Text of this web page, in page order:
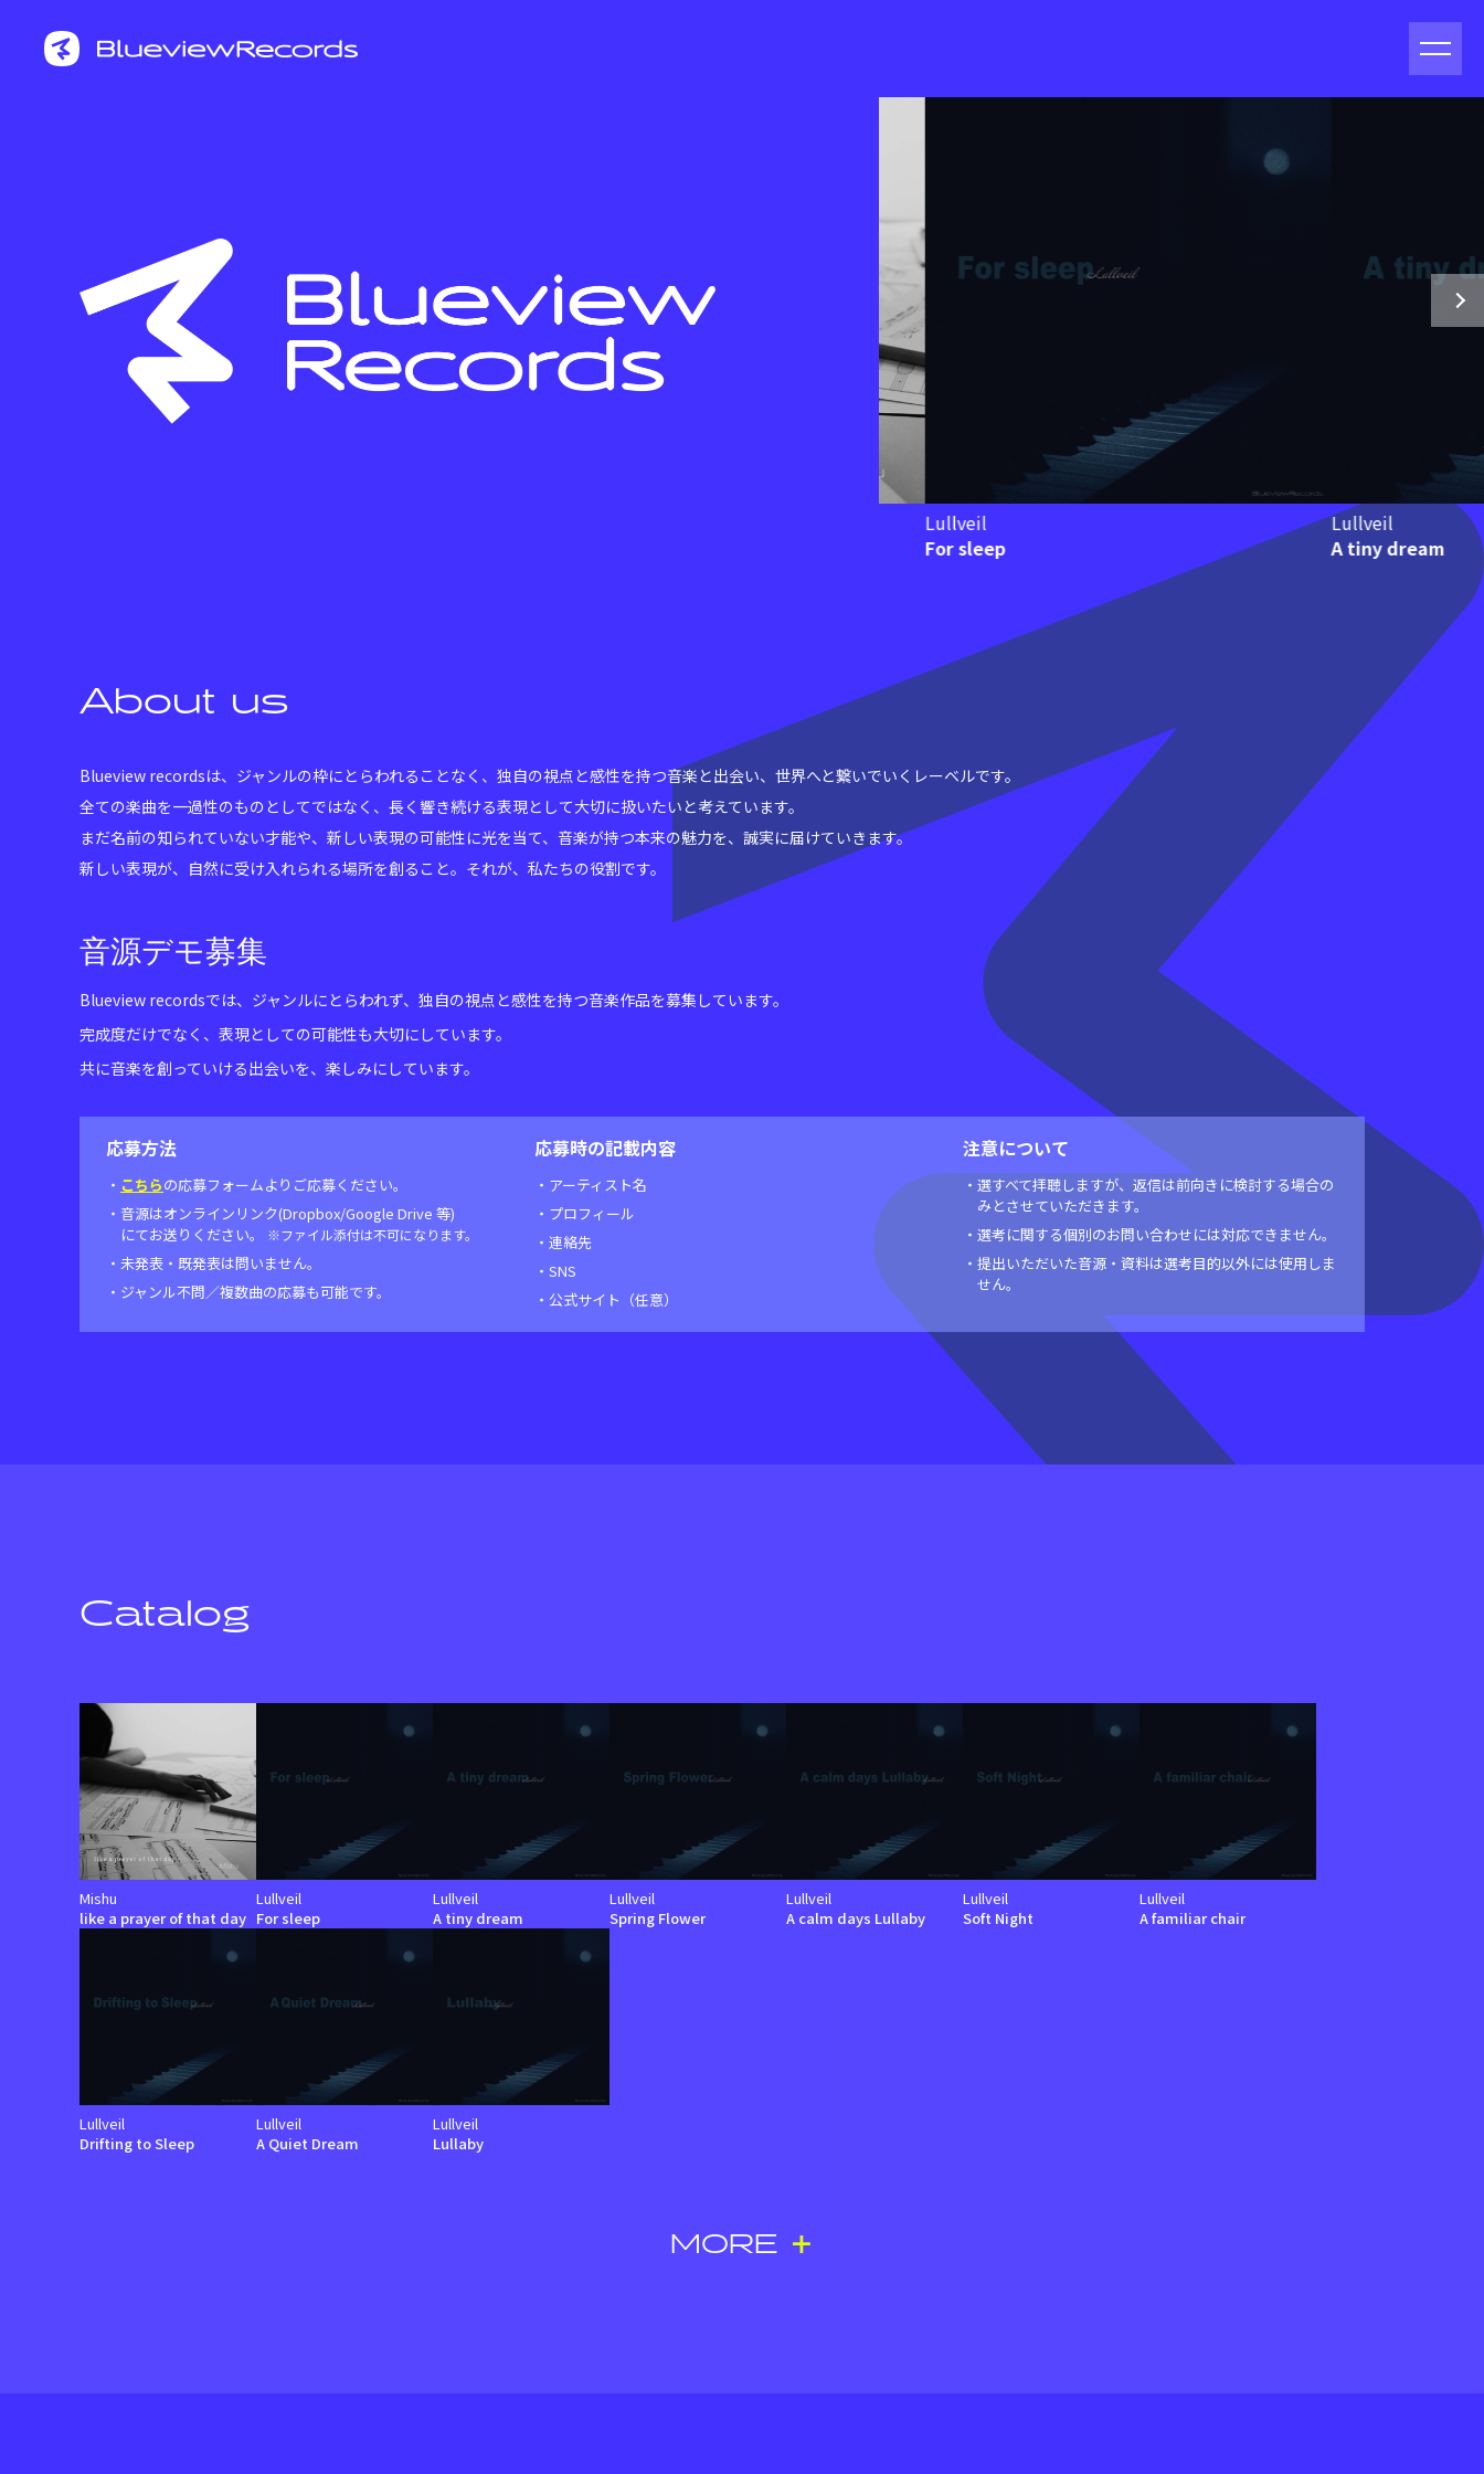
Lullveil
A tiny dream
About us
Blueview recordsは、ジャンルの枠にとらわれることなく、独自の視点と感性を持つ音楽と出会い、世界へと繋いでいくレーベルです。
全ての楽曲を一過性のものとしてではなく、長く響き続ける表現として大切に扱いたいと考えています。
まだ名前の知られていない才能や、新しい表現の可能性に光を当て、音楽が持つ本来の魅力を、誠実に届けていきます。
新しい表現が、自然に受け入れられる場所を創ること。それが、私たちの役割です。
音源デモ募集
Blueview recordsでは、ジャンルにとらわれず、独自の視点と感性を持つ音楽作品を募集しています。
完成度だけでなく、表現としての可能性も大切にしています。
共に音楽を創っていける出会いを、楽しみにしています。
応募方法
・ こちらの応募フォームよりご応募ください。
・音源はオンラインリンク(Dropbox/Google Drive 等)
にてお送りください。
※ファイル添付は不可になります。
・未発表・既発表は問いません。
・ジャンル不問／複数曲の応募も可能です。
応募時の記載内容
・アーティスト名
・プロフィール
・連絡先
・SNS
・公式サイト（任意）
注意について
・選すべて拝聴しますが、返信は前向きに検討する場合の
みとさせていただきます。
・選考に関する個別のお問い合わせには対応できません。
・提出いただいた音源・資料は選考目的以外には使用しま
せん。
Catalog
Mishu
like a prayer of that day
Lullveil
For sleep
Lullveil
A tiny dream
Lullveil
Spring Flower
Lullveil
A calm days Lullaby
Lullveil
Soft Night
Lullveil
A familiar chair
Lullveil
Drifting to Sleep
Lullveil
A Quiet Dream
Lullveil
Lullaby
MORE +